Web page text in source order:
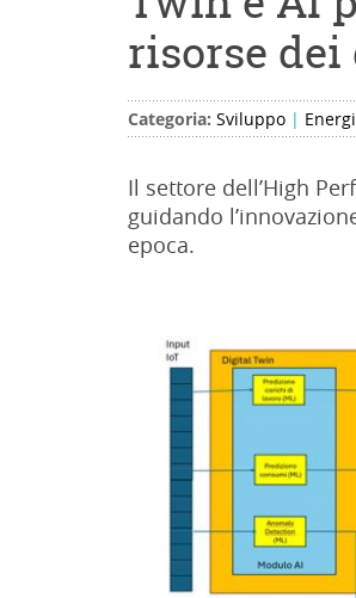
risorse dei
Categoria: Sviluppo |
Il settore dell’High
guidando
epoca.